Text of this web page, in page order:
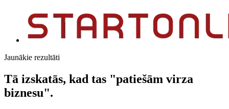
Jaunākie rezultāti
Tā izskatās, kad tas "patiešām virza
biznesu".